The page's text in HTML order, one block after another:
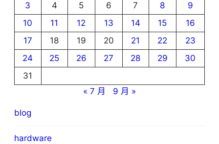
3
4 5 6 7 8
9
10
11 12 13 14 15
16
17
18 19 20 21 22
23
24
25 26 27 28 29
30
31
« 7 月
9 月 »
blog
hardware